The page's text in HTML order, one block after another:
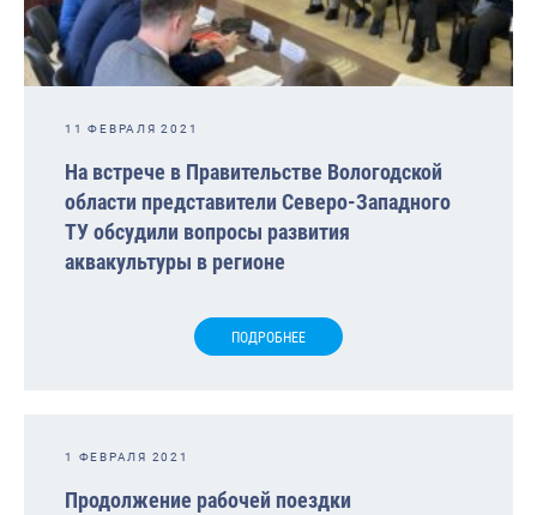
11 ФЕВРАЛЯ 2021
На встрече в Правительстве Вологодской
области представители Северо-Западного
ТУ обсудили вопросы развития
аквакультуры в регионе
ПОДРОБНЕЕ
1 ФЕВРАЛЯ 2021
Продолжение рабочей поездки